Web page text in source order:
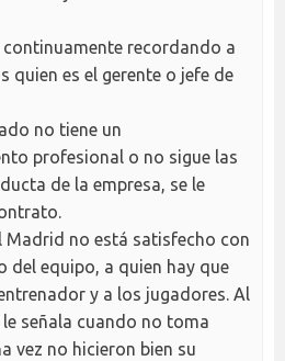
continuamente recordando a
quien es el gerente o jefe de
no tiene un
profesional o no sigue las
de la empresa, se le
Madrid no está satisfecho con
del equipo, a quien hay que
y a los jugadores. Al
le señala cuando no toma
vez no hicieron bien su